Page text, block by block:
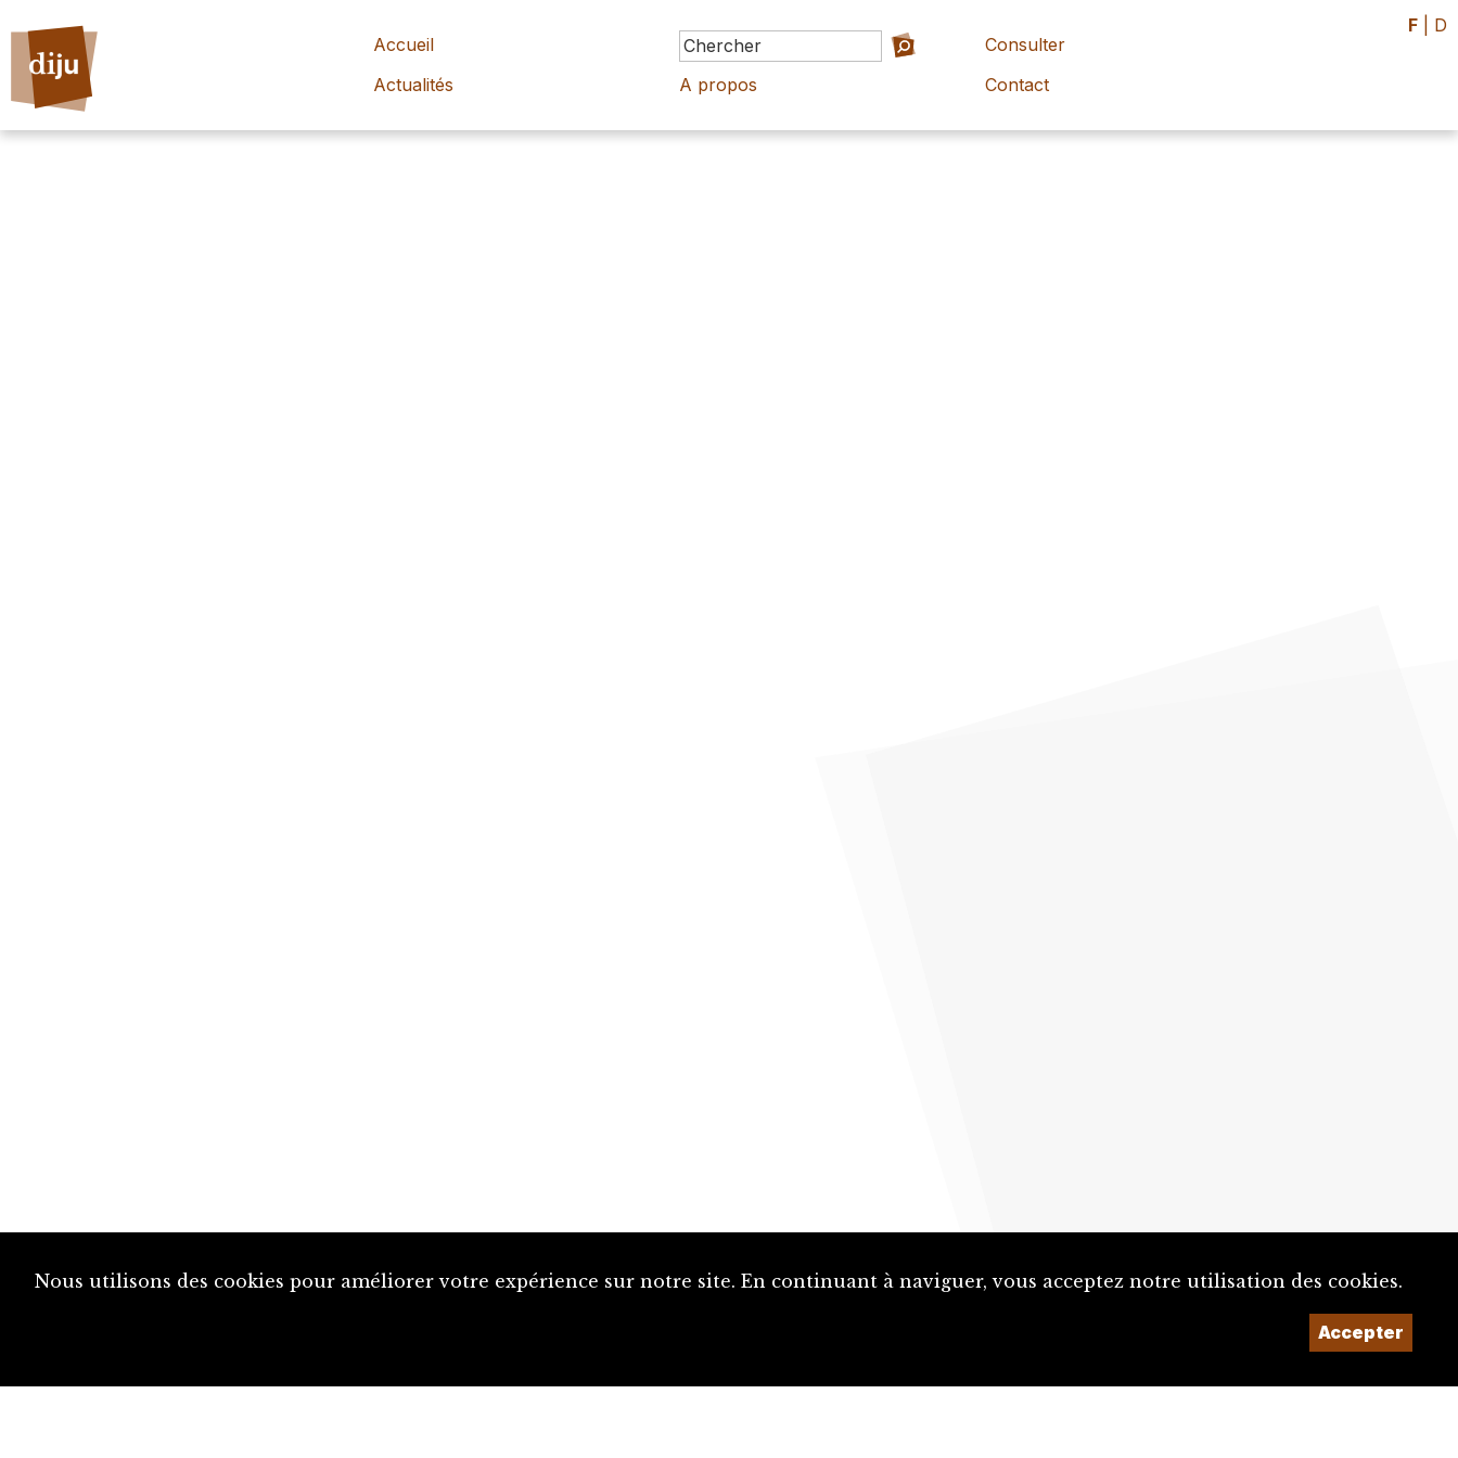
Accueil
Consulter
Actualités
A propos Contact
F D
Nous utilisons des cookies pour améliorer votre expérience sur notre site. En continuant à naviguer, vous acceptez notre utilisation des cookies.
Accepter